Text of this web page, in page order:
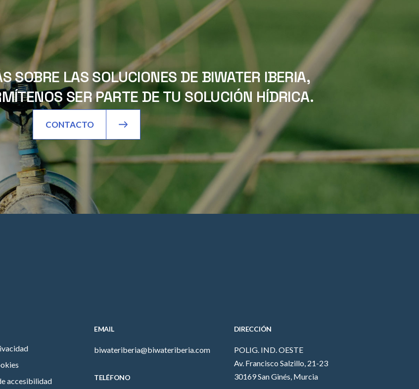
SOBRE LAS SOLUCIONES DE BIWATER IBERIA,
SER PARTE DE TU SOLUCIÓN HÍDRICA.
CONTACTO
accesibilidad
EMAIL
biwateriberia@biwateriberia.com
TELÉFONO
DIRECCIÓN
POLIG. IND. OESTE
Av. Francisco Salzillo, 21-23
30169 San Ginés, Murcia